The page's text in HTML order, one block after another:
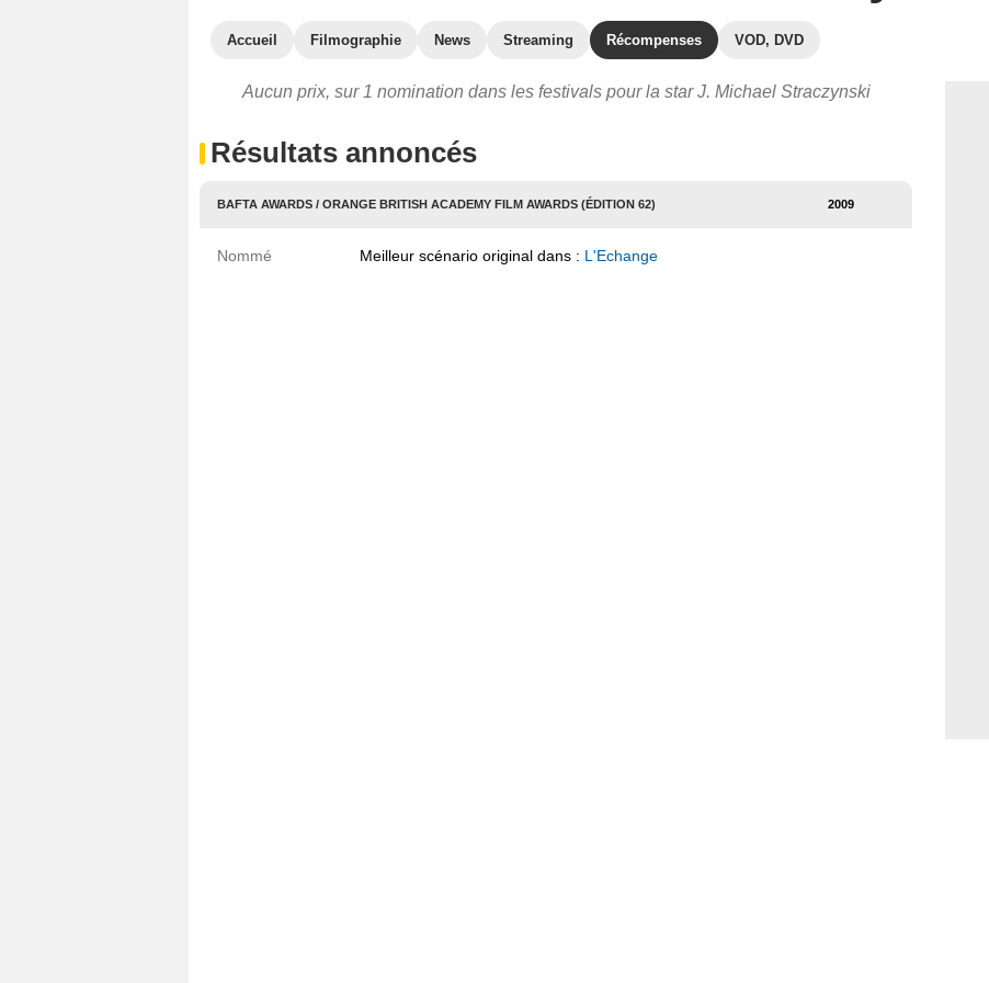
Accueil Filmographie News Streaming Récompenses VOD, DVD
Aucun prix, sur 1 nomination dans les festivals pour la star J. Michael Straczynski
Résultats annoncés
BAFTA AWARDS / ORANGE BRITISH ACADEMY FILM AWARDS (ÉDITION 62) 2009
Nommé Meilleur scénario original dans : L'Echange